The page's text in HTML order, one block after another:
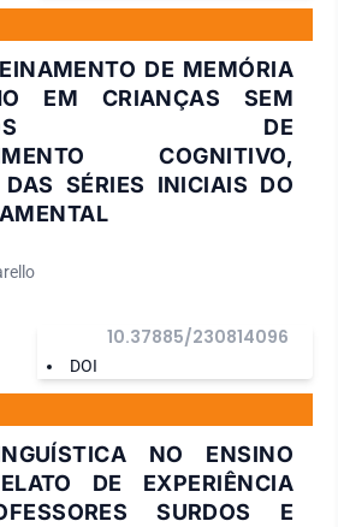
DE MEMÓRIA
EM CRIANÇAS SEM
DE
COGNITIVO,
DAS SÉRIES INICIAIS DO
DOI
10.37885/230814096
NO ENSINO
DE EXPERIÊNCIA
SURDOS E